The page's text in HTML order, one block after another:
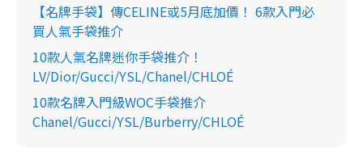
【名牌手袋】傳CELINE或5月底加價！ 6款入門必
買人氣手袋推介
10款人氣名牌迷你手袋推介！
LV/Dior/Gucci/YSL/Chanel/CHLOÉ
10款名牌入門級WOC手袋推介
Chanel/Gucci/YSL/Burberry/CHLOÉ